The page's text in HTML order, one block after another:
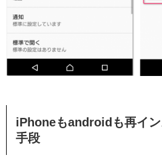
iPhoneもandroidも再イ
手段